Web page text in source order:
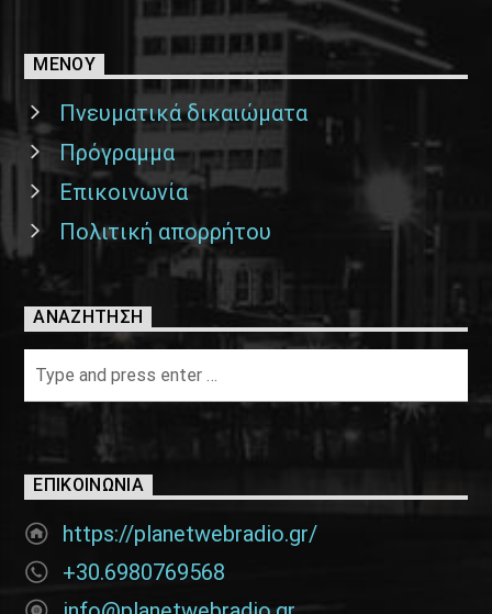
ΜΕΝΟΥ
Πνευματικά δικαιώματα
Πρόγραμμα
Επικοινωνία
Πολιτική απορρήτου
ΑΝΑΖΉΤΗΣΗ
ΕΠΙΚΟΙΝΩΝΊΑ
https://planetwebradio.gr/
+30.6980769568